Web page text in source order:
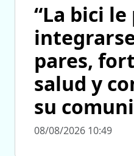
“La bici
pares,
salud y
su
08/08/2026 10:49